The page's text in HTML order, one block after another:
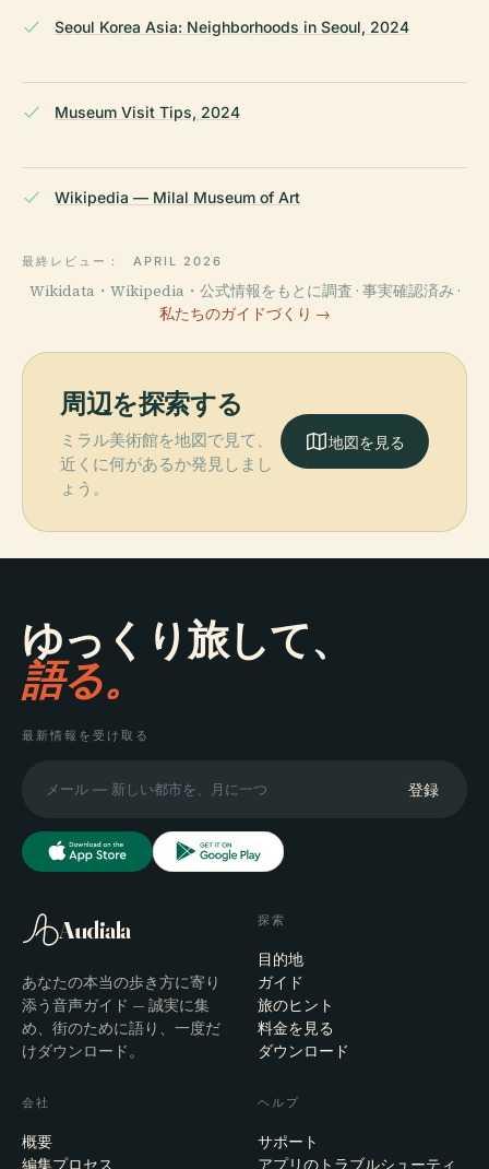
Seoul Korea Asia: Neighborhoods in Seoul, 2024
Museum Visit Tips, 2024
Wikipedia — Milal Museum of Art
最終レビュー： APRIL 2026
Wikidata・Wikipedia・公式情報をもとに調査 · 事実確認済み ·
私たちのガイドづくり →
周辺を探索する
ミラル美術館を地図で見て、
近くに何があるか発見しまし
ょう。
地図を見る
ゆっくり旅して、
語る。
最新情報を受け取る
登録
Audiala
あなたの本当の歩き方に寄り
添う音声ガイド — 誠実に集
め、街のために語り、一度だ
けダウンロード。
探索
目的地
ガイド
旅のヒント
料金を見る
ダウンロード
会社
概要
編集プロセス
ヘルプ
サポート
アプリのトラブルシューティ